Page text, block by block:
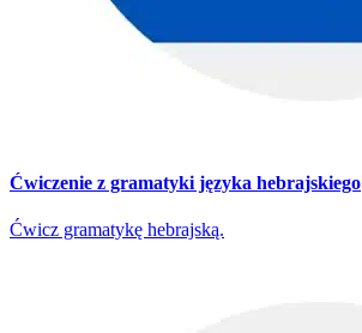
Ćwiczenie z gramatyki języka hebrajskiego
Ćwicz gramatykę hebrajską.